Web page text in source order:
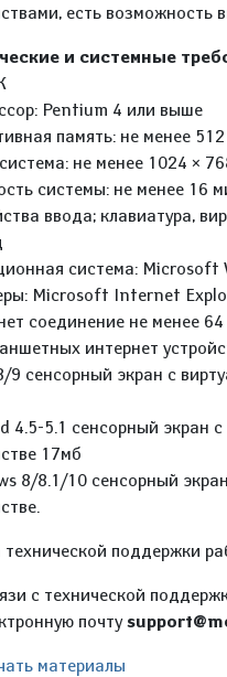
есть возможность
и системные
Pentium 4 или выше
память: не менее
не менее 1024 ×
системы: не менее 16
ввода; клавиатура,
система:
Microsoft Internet
соединение не менее
интернет
9 сенсорный экран с
4.5-5.1 сенсорный экран
17мб
8/8.1/10 сенсорный
технической поддержки
с технической
почту
материалы